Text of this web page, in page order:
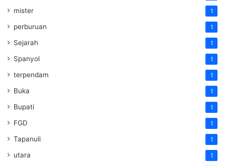
mister 1
perburuan 1
Sejarah 1
Spanyol 1
terpendam 1
Buka 1
Bupati 1
FGD 1
Tapanuli 1
utara 1